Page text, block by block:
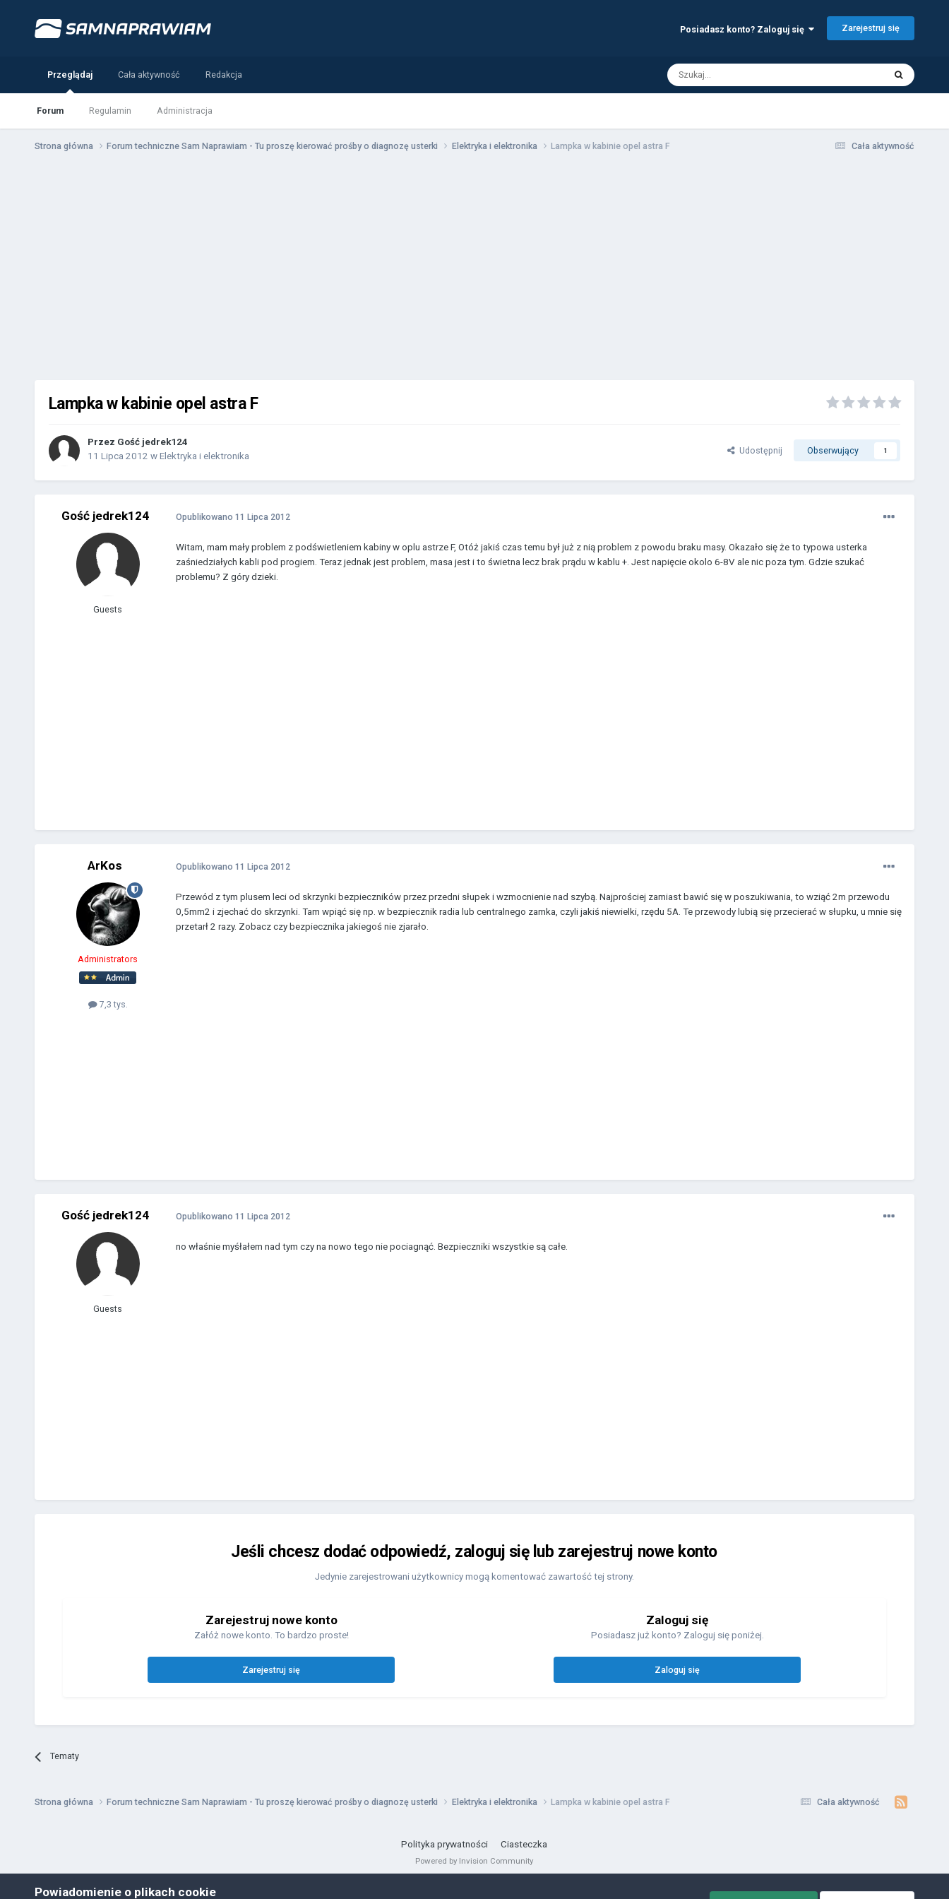
Posiadasz konto? Zaloguj się Zarejestruj się
Przeglądaj
Forum Regulamin Administracja
Cała aktywność Redakcja
Cała aktywność
Strona główna Forum techniczne Sam Naprawiam - Tu proszę kierować prośby o diagnozę usterki Elektryka i elektronika Lampka w kabinie opel astra F
Lampka w kabinie opel astra F
Przez Gość jedrek124
11 Lipca 2012 w Elektryka i elektronika Udostępnij Obserwujący 1
Gość jedrek124
Guests
Opublikowano 11 Lipca 2012
Witam, mam mały problem z podświetleniem kabiny w oplu astrze F, Otóż jakiś czas temu był już z nią problem z powodu braku masy. Okazało się że to typowa usterka
zaśniedziałych kabli pod progiem. Teraz jednak jest problem, masa jest i to świetna lecz brak prądu w kablu +. Jest napięcie okolo 6-8V ale nic poza tym. Gdzie szukać
problemu? Z góry dzieki.
ArKos
Administrators
7,3 tys.
Opublikowano 11 Lipca 2012
Przewód z tym plusem leci od skrzynki bezpieczników przez przedni słupek i wzmocnienie nad szybą. Najprościej zamiast bawić się w poszukiwania, to wziąć 2m przewodu
0,5mm2 i zjechać do skrzynki. Tam wpiąć się np. w bezpiecznik radia lub centralnego zamka, czyli jakiś niewielki, rzędu 5A. Te przewody lubią się przecierać w słupku, u mnie się
przetarł 2 razy. Zobacz czy bezpiecznika jakiegoś nie zjarało.
Gość jedrek124
Guests
Opublikowano 11 Lipca 2012
no właśnie myśłałem nad tym czy na nowo tego nie pociagnąć. Bezpieczniki wszystkie są całe.
Jeśli chcesz dodać odpowiedź, zaloguj się lub zarejestruj nowe konto
Jedynie zarejestrowani użytkownicy mogą komentować zawartość tej strony.
Zarejestruj nowe konto
Załóż nowe konto. To bardzo proste!
Zarejestruj się
Zaloguj się
Posiadasz już konto? Zaloguj się poniżej.
Zaloguj się
Tematy
Cała aktywność
Strona główna Forum techniczne Sam Naprawiam - Tu proszę kierować prośby o diagnozę usterki Elektryka i elektronika Lampka w kabinie opel astra F
Polityka prywatności Ciasteczka
Powered by Invision Community
Powiadomienie o plikach cookie